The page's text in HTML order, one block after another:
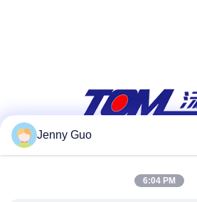
Jenny Guo
6:04 PM